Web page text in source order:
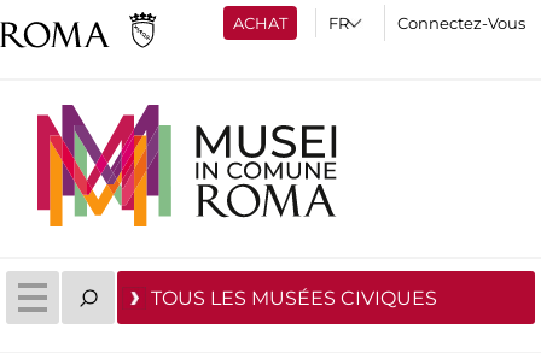
ACHAT Connectez-Vous
TOUS LES MUSÉES CIVIQUES